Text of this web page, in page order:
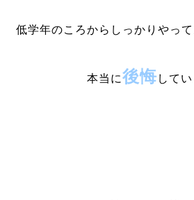
低学年のころからしっかりやっ
本当に後悔 して